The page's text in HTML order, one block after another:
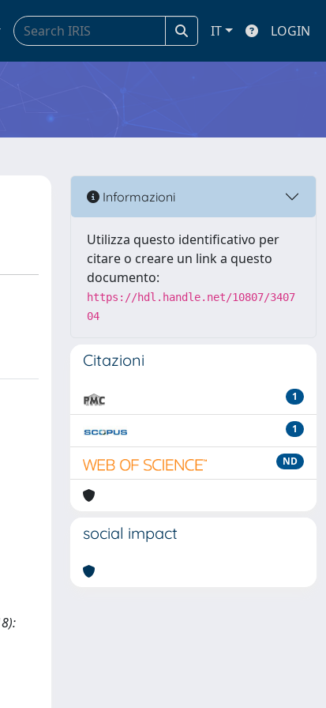
IT LOGIN
Informazioni
Utilizza questo identificativo per
citare o creare un link a questo
documento:
https://hdl.handle.net/10807/3407
04
Citazioni
1
1
ND
social impact